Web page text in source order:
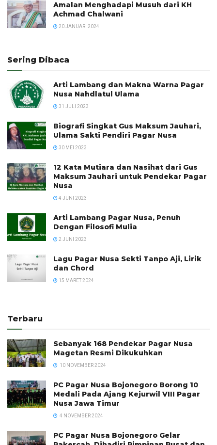
Amalan Menghadapi Musuh dari KH
Achmad Chalwani
20 JANUARI 2024
Sering Dibaca
Arti Lambang dan Makna Warna Pagar
Nusa Nahdlatul Ulama
31 JULI 2023
Biografi Singkat Gus Maksum Jauhari,
Ulama Sakti Pendiri Pagar Nusa
30 MEI 2023
12 Kata Mutiara dan Nasihat dari Gus
Maksum Jauhari untuk Pendekar Pagar
Nusa
4 JUNI 2023
Arti Lambang Pagar Nusa, Penuh
Dengan Filosofi Mulia
2 JUNI 2023
Lagu Pagar Nusa Sekti Tanpo Aji, Lirik
dan Chord
15 MARET 2024
Terbaru
Sebanyak 168 Pendekar Pagar Nusa
Magetan Resmi Dikukuhkan
10 NOVEMBER 2024
PC Pagar Nusa Bojonegoro Borong 10
Medali Pada Ajang Kejurwil VIII Pagar
Nusa Jawa Timur
4 NOVEMBER 2024
PC Pagar Nusa Bojonegoro Gelar